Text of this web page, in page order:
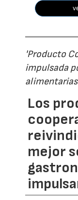
'Producto
impulsada
Los
mejor